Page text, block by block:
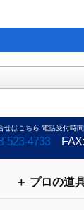
せはこちら 電話受付時
523-4733
プロの道